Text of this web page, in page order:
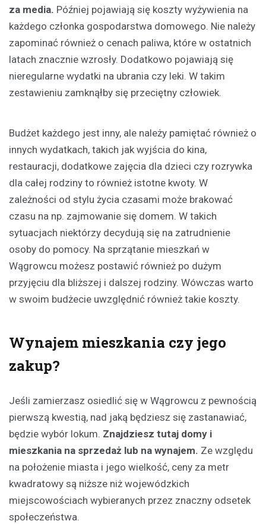
za media. Później pojawiają się koszty wyżywienia na
każdego członka gospodarstwa domowego. Nie należy
zapominać również o cenach paliwa, które w ostatnich
latach znacznie wzrosły. Dodatkowo pojawiają się
nieregularne wydatki na ubrania czy leki. W takim
zestawieniu zamknąłby się przeciętny człowiek.
Budżet każdego jest inny, ale należy pamiętać również o
innych wydatkach, takich jak wyjścia do kina,
restauracji, dodatkowe zajęcia dla dzieci czy rozrywka
dla całej rodziny to również istotne kwoty. W
zależności od stylu życia czasami może brakować
czasu na np. zajmowanie się domem. W takich
sytuacjach niektórzy decydują się na zatrudnienie
osoby do pomocy. Na sprzątanie mieszkań w
Wągrowcu możesz postawić również po dużym
przyjęciu dla bliższej i dalszej rodziny. Wówczas warto
w swoim budżecie uwzględnić również takie koszty.
Wynajem mieszkania czy jego
zakup?
Jeśli zamierzasz osiedlić się w Wągrowcu z pewnością
pierwszą kwestią, nad jaką będziesz się zastanawiać,
będzie wybór lokum. Znajdziesz tutaj domy i
mieszkania na sprzedaż lub na wynajem. Ze względu
na położenie miasta i jego wielkość, ceny za metr
kwadratowy są niższe niż wojewódzkich
miejscowościach wybieranych przez znaczny odsetek
społeczeństwa.